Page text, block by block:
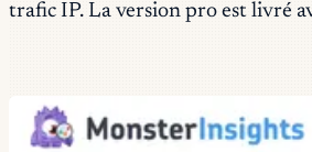
trafic IP. La version pro est livré